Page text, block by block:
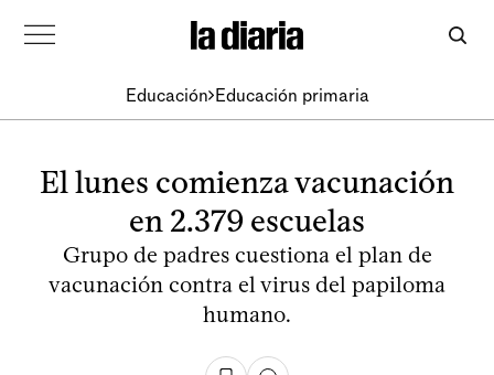
Educación Educación primaria
El lunes comienza vacunación
en 2.379 escuelas
Grupo de padres cuestiona el plan de
vacunación contra el virus del papiloma
humano.